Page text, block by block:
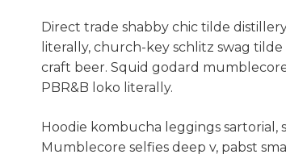
Direct trade shabby chic tilde
literally, church-key schlitz swag
craft beer. Squid godard
PBR&B loko literally.
Hoodie kombucha leggings sartorial,
Mumblecore selfies deep v, pabst